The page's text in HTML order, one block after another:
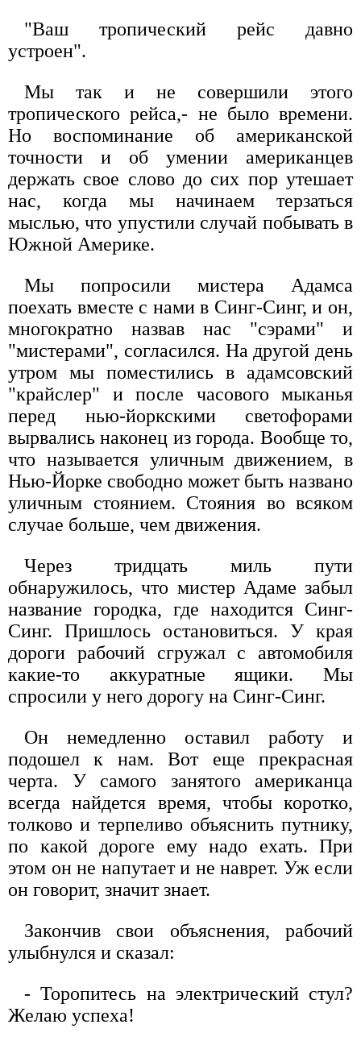
"Ваш тропический рейс давно
устроен".
Мы так и не совершили этого
тропического рейса,- не было времени.
Но воспоминание об американской
точности и об умении американцев
держать свое слово до сих пор утешает
нас, когда мы начинаем терзаться
мыслью, что упустили случай побывать в
Южной Америке.
Мы попросили мистера Адамса
поехать вместе с нами в Синг-Синг, и он,
многократно назвав нас "сэрами" и
"мистерами", согласился. На другой день
утром мы поместились в адамсовский
"крайслер" и после часового мыканья
перед нью-йоркскими светофорами
вырвались наконец из города. Вообще то,
что называется уличным движением, в
Нью-Йорке свободно может быть названо
уличным стоянием. Стояния во всяком
случае больше, чем движения.
Через тридцать миль пути
обнаружилось, что мистер Адаме забыл
название городка, где находится Синг-
Синг. Пришлось остановиться. У края
дороги рабочий сгружал с автомобиля
какие-то аккуратные ящики. Мы
спросили у него дорогу на Синг-Синг.
Он немедленно оставил работу и
подошел к нам. Вот еще прекрасная
черта. У самого занятого американца
всегда найдется время, чтобы коротко,
толково и терпеливо объяснить путнику,
по какой дороге ему надо ехать. При
этом он не напутает и не наврет. Уж если
он говорит, значит знает.
Закончив свои объяснения, рабочий
улыбнулся и сказал:
- Торопитесь на электрический стул?
Желаю успеха!